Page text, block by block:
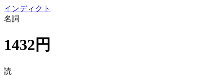
インディクト
名詞
1432円
読